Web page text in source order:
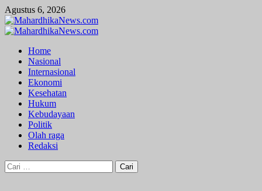
Skip
to
content
Agustus 6, 2026
Primary
Home
Nasional
Internasional
Ekonomi
Kesehatan
Hukum
Kebudayaan
Politik
Olah raga
Redaksi
Cari
untuk: